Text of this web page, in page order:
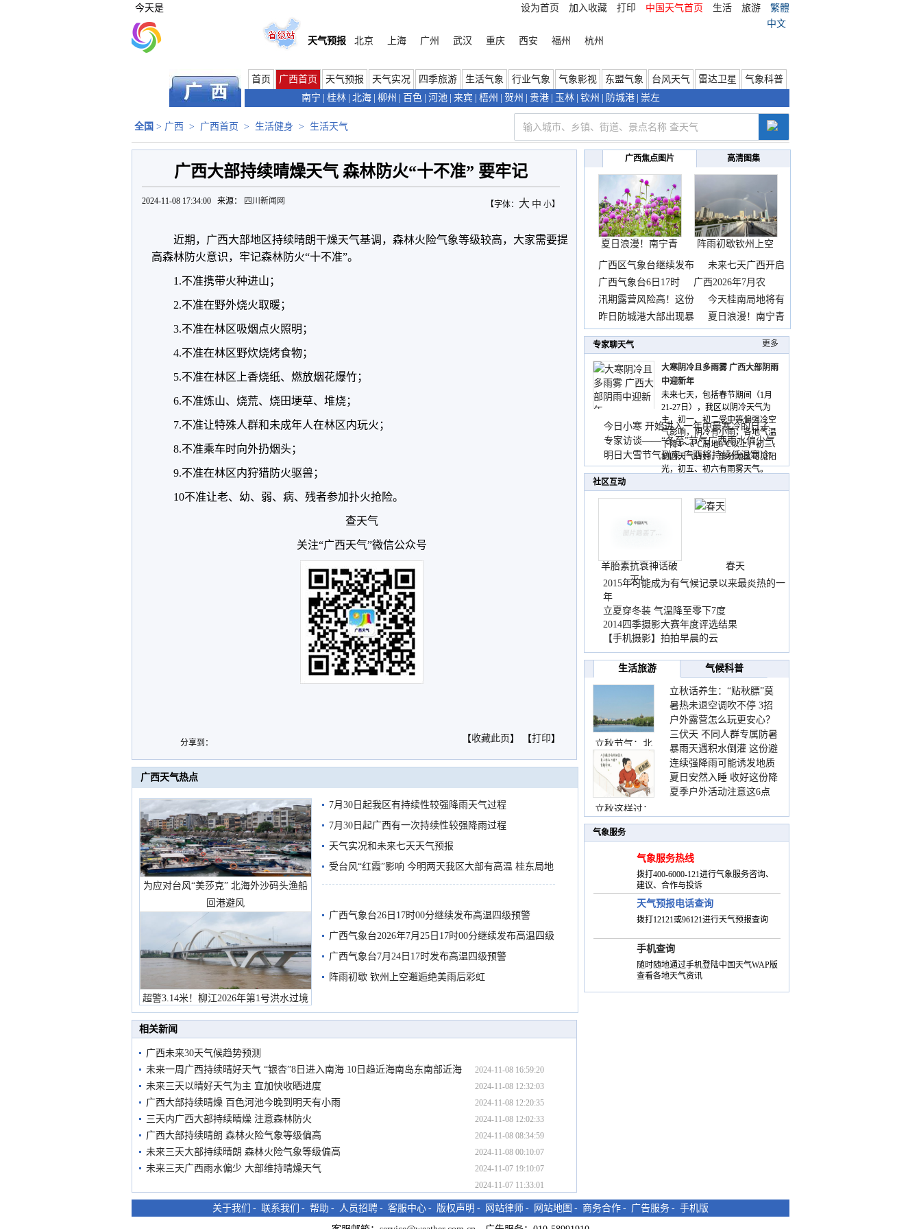
今天是 设为首页 加入收藏 打印 中国天气首页 生活 旅游
繁體
中文
天气预报
北京 上海 广州 武汉 重庆 西安 福州 杭州
首页 广西首页 天气预报 天气实况 四季旅游 生活气象 行业气象 气象影视 东盟气象 台风天气 雷达卫星
气象科普
南宁
桂林 北海 柳州 百色 河池 来宾 梧州 贺州 贵港 玉林 钦州 防城港 崇左
全国 > 广西 > 广西首页 > 生活健身 > 生活天气
广西大部持续晴燥天气 森林防火“十不准” 要牢记
【字体： 大 中 小】
2024-11-08 17:34:00 来源： 四川新闻网
近期，广西大部地区持续晴朗干燥天气基调，森林火险气象等级较高，大家需要提
高森林防火意识，牢记森林防火“十不准”。
1.不准携带火种进山；
2.不准在野外烧火取暖；
3.不准在林区吸烟点火照明；
4.不准在林区野炊烧烤食物；
5.不准在林区上香烧纸、燃放烟花爆竹；
6.不准炼山、烧荒、烧田埂草、堆烧；
7.不准让特殊人群和未成年人在林区内玩火；
8.不准乘车时向外扔烟头；
9.不准在林区内狩猎防火驱兽；
10不准让老、幼、弱、病、残者参加扑火抢险。
查天气
关注“广西天气”微信公众号
分享到： 【收藏此页 】 【打印】
广西天气热点
为应对台风“美莎克” 北海外沙码头渔船
回港避风
超警3.14米！柳江2026年第1号洪水过境
市民在堤岸见证汛况
7月30日起我区有持续性较强降雨天气过程
7月30日起广西有一次持续性较强降雨过程
天气实况和未来七天天气预报
受台风“红霞”影响 今明两天我区大部有高温 桂东局地
有较强降雨
广西气象台26日17时00分继续发布高温四级预警
广西气象台2026年7月25日17时00分继续发布高温四级
预警
广西气象台7月24日17时发布高温四级预警
阵雨初歇 钦州上空邂逅绝美雨后彩虹
相关新闻
广西未来30天气候趋势预测
2024-11-08 16:59:20
未来一周广西持续晴好天气 “银杏”8日进入南海 10日趋近海南岛东南部近海
2024-11-08 12:32:03
未来三天以晴好天气为主 宜加快收晒进度
2024-11-08 12:20:35
广西大部持续晴燥 百色河池今晚到明天有小雨
2024-11-08 12:02:33
三天内广西大部持续晴燥 注意森林防火
2024-11-08 08:34:59
广西大部持续晴朗 森林火险气象等级偏高
2024-11-08 00:10:07
未来三天大部持续晴朗 森林火险气象等级偏高
2024-11-07 19:10:07
未来三天广西雨水偏少 大部维持晴燥天气
2024-11-07 11:33:01
广西焦点图片 高清图集
夏日浪漫！南宁青
秀山
阵雨初歇钦州上空
邂逅
广西区气象台继续发布
未来七天广西开启
晴热
广西气象台6日17时
广西2026年7月农
汛期露营风险高！这份
今天桂南局地将有
暴雨
昨日防城港大部出现暴
夏日浪漫！南宁青
秀山
专家聊天气 更多
大寒阴冷且多雨雾 广西大部阴雨
中迎新年
未来七天，包括春节期间（1月
21-27日），我区以阴冷天气为
主，初一、初二受中等偏强冷空
气影响，阴冷有小雨，各地气温
下降4～6℃局地8℃以上，初三、
初四天气转好，部分地区可见阳
光，初五、初六有雨雾天气。
今日小寒 开始进入一年中最寒冷的日子
专家访谈——“冬至”节气广西雨水偏少气
温低
明日大雪节气到来 广西将持续低温寒冷
天气
社区互动
羊胎素抗衰神话破
灭！
春天
2015年可能成为有气候记录以来最炎热的一
年
立夏穿冬装 气温降至零下7度
2014四季摄影大赛年度评选结果
【手机摄影】拍拍早晨的云
生活旅游 气候科普
立秋节气：北
立秋这样过：
立秋话养生：“贴秋膘”莫
着急 先清暑再防燥
暑热未退空调吹不停 3招
护住肩颈不酸痛
户外露营怎么玩更安心？
这份攻略请收好
三伏天 不同人群专属防暑
要点请收好
暴雨天遇积水倒灌 这份避
险提示请收好
连续强降雨可能诱发地质
灾害 这些前兆要知道
夏日安然入睡 收好这份降
温小贴士
夏季户外活动注意这6点
气象服务
气象服务热线
拨打400-6000-121进行气象服务咨询、
建议、合作与投诉
天气预报电话查询
拨打12121或96121进行天气预报查询
手机查询
随时随地通过手机登陆中国天气WAP版
查看各地天气资讯
关于我们 - 联系我们 - 帮助 - 人员招聘 - 客服中心 - 版权声明 - 网站律师 - 网站地图 - 商务合作 - 广告服务 - 手机版